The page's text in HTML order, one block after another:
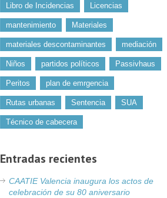
Libro de Incidencias Licencias
mantenimiento Materiales
materiales descontaminantes mediación
Niños partidos políticos Passivhaus
Peritos plan de emrgencia
Rutas urbanas Sentencia SUA
Técnico de cabecera
Entradas recientes
CAATIE Valencia inaugura los actos de
celebración de su 80 aniversario